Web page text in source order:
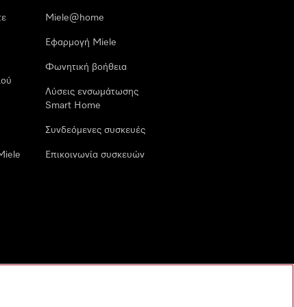
Miele@home
Εφαρμογή Miele
Φωνητική βοήθεια
Λύσεις ενσωμάτωσης
Smart Home
Συνδεόμενες συσκευές
Επικοινωνία συσκευών